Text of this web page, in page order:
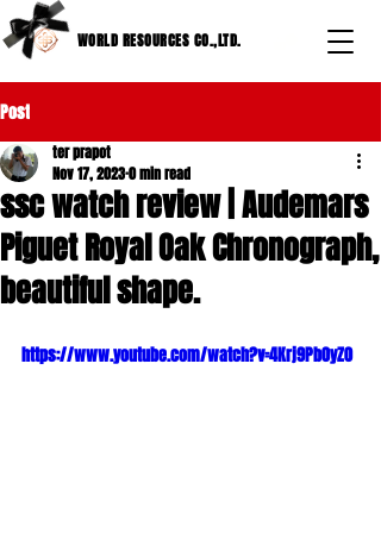
WORLD RESOURCES CO.,LTD.
Post
ssc watch review | Audemars
Piguet Royal Oak Chronograph,
beautiful shape.
ter prapot
Nov 17, 20230 min read
https://www.youtube.com/watch?v=4Krj9Pb0yZ0